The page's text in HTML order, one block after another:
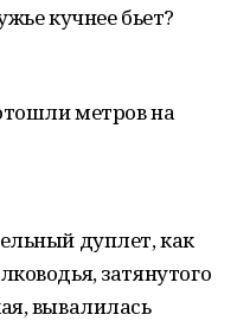
кучнее бьет?
метров на
дуплет, как
затянутого
вывалилась